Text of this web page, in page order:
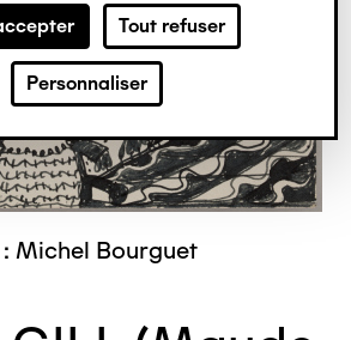
Tout refuser
Personnaliser
Michel Bourguet